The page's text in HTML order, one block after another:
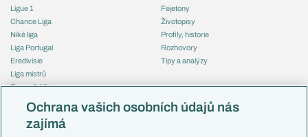
Ligue 1
Chance Liga
Niké liga
Liga Portugal
Eredivisie
Liga mistrů
Evropská liga
Mistrovství světa
Liga národů
Fejetony
Životopisy
Profily, historie
Rozhovory
Tipy a analýzy
Česko
Ochrana vašich osobních údajů nás
zajímá